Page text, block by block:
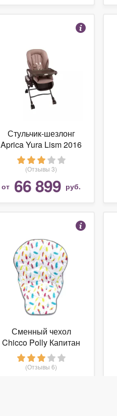
Стульчик-шезлонг
Aprica Yura Lism 2016
auto
(Отзывы 3)
от 66 899 руб.
Сменный чехол
Chicco Polly Капитан
(Отзывы 6)